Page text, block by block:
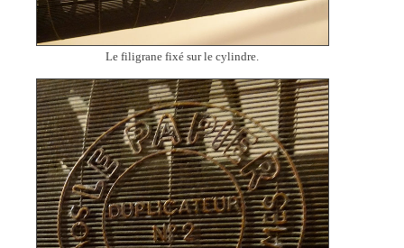
Le filigrane fixé sur le cylindre.